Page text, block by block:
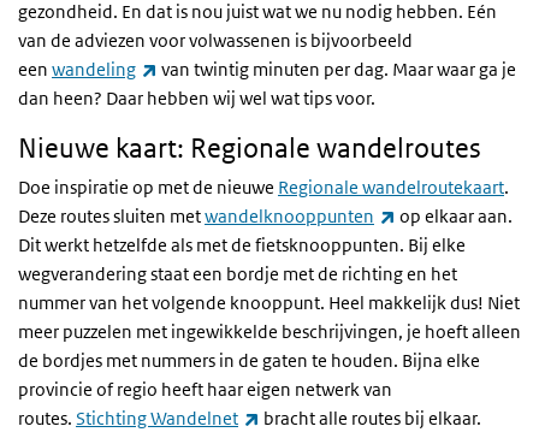
gezondheid. En dat is nou juist wat we nu nodig hebben. Eén
van de adviezen voor volwassenen is bijvoorbeeld
een wandeling (externe link)
van twintig minuten per dag. Maar waar ga je
dan heen? Daar hebben wij wel wat tips voor.
Nieuwe kaart: Regionale wandelroutes
Doe inspiratie op met de nieuwe Regionale wandelroutekaart.
Deze routes sluiten metwandelknooppunten (externe link)
op elkaar aan.
Dit werkt hetzelfde als met de fietsknooppunten. Bij elke
wegverandering staat een bordje met de richting en het
nummer van het volgende knooppunt. Heel makkelijk dus! Niet
meer puzzelen met ingewikkelde beschrijvingen, je hoeft alleen
de bordjes met nummers in de gaten te houden. Bijna elke
provincie of regio heeft haar eigen netwerk van
routes. Stichting Wandelnet (externe link)
bracht alle routes bij elkaar.